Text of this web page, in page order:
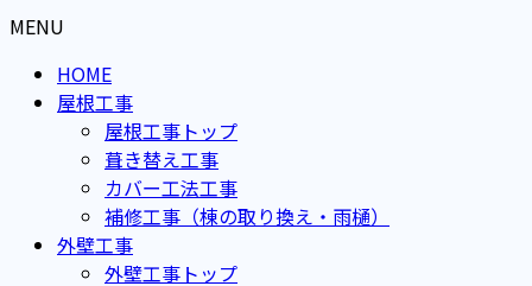
MENU
HOME
屋根工事
屋根工事トップ
葺き替え工事
カバー工法工事
補修工事（棟の取り換え・雨樋）
外壁工事
外壁工事トップ